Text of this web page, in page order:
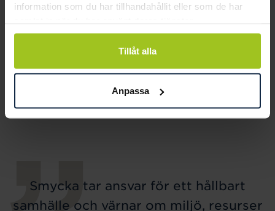
information som du har tillhandahållit eller som de har
Tillåt alla
Anpassa
Ellie Gold Necklace
Wavy bolded cuff gold
bracelet
Pris:899 kr
899 kr
Smycka tar ansvar för ett hållbart
samhälle och värnar om miljö, resurser